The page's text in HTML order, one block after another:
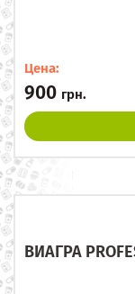
Цена:
900 грн.
ВИАГРА